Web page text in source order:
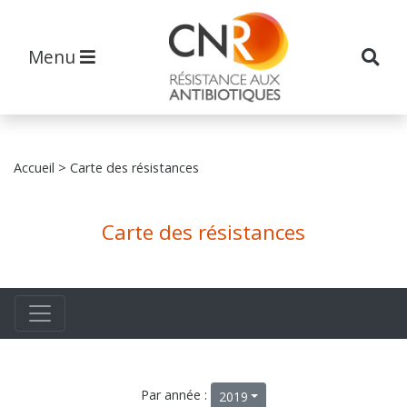
Menu
Accueil > Carte des résistances
Carte des résistances
Par année : 2019